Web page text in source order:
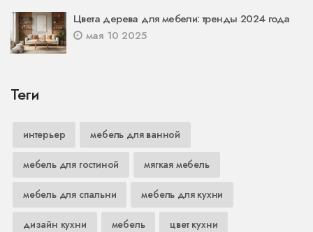
Цвета дерева для мебели: тренды 2024 года
мая 10 2025
Теги
интерьер мебель для ванной
мебель для гостиной мягкая мебель
мебель для спальни мебель для кухни
дизайн кухни мебель цвет кухни